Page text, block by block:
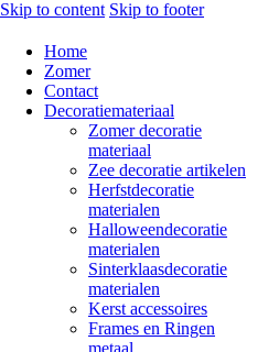
Skip to content Skip to footer
Home
Zomer
Contact
Decoratiemateriaal
Zomer decoratie
materiaal
Zee decoratie artikelen
Herfstdecoratie
materialen
Halloweendecoratie
materialen
Sinterklaasdecoratie
materialen
Kerst accessoires
Frames en Ringen
metaal